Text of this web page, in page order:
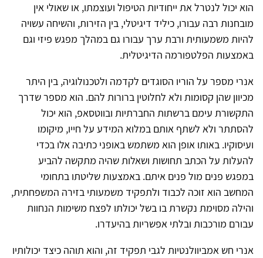
הוא יכול לנטרל את ייחודיות הטיפול ועוצמתו, או שאולי אין
מובחנות רבה עבורו, כיליד דיגיטלי, בין הזירות, והשיחה עשויה
להיות משמעותית ורבת ערך עבורו גם במהלך מפגש פיזי וגם
באמצעות הפלטפורמה הדיגיטלית.
אנרי מספר על הוריו הסוגדים לקדמה ולטכנולוגיה, בין היתר
מכיוון שהן קסומות ולא לחלוטין ברורות להם. הוא מספר שדרך
התקשורת עימם ברשתות החברתיות ובווטסאפ, הוא יכול
להסתתר ולא לשתף אותם במלוא המידע על חייו, מיקומו
ועיסוקיו. באותו אופן הוא משתמש באופני כתיבה אלו בכדי
להעלות על הכתב תחושות ושאלות שהיה מתקשה להביע
במפגש פנים מול פנים איתם. באמצעות שליטתו בתחומי
המחשב הוא זוכה לכבוד ולתפקיד משמעותי בזירה המשפחתית,
והילה מסוימת נקשרת בו בשל יכולתו לפצח משימות הנחוות
עבורם מורכבות ובלתי אפשריות בהיעדרו.
אנרי חש אמביוולנטיות לגבי תפקיד זה, והוא תוהה כיצד יכולותיו